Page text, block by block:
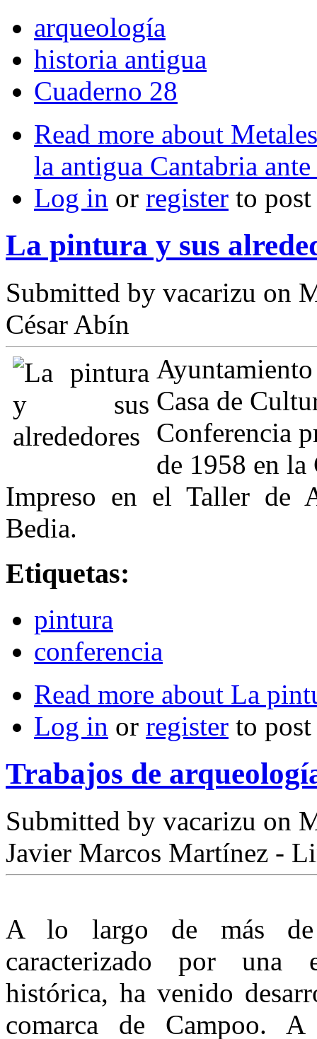
arqueología
historia antigua
Cuaderno 28
Read more about
la antigua Cantabria
Log in or register to
La pintura y sus
Submitted by vacarizu on
César Abín
Casa de
Conferencia
de 1958 en la
Impreso en el Taller de
Bedia.
Etiquetas:
pintura
conferencia
Read more about La
Log in or register to
Trabajos de
Submitted by vacarizu on
Javier Marcos Martínez -
A lo largo de más de
caracterizado por una
histórica, ha venido
comarca de Campoo.